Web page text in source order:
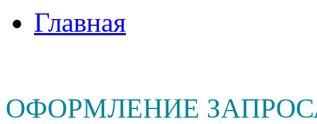
Главная
ОФОРМЛЕНИЕ